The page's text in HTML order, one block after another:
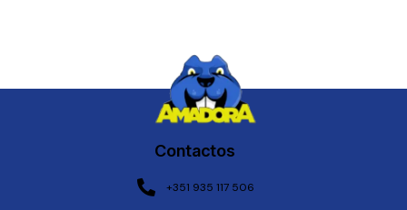
Contactos
+351 935 117 506